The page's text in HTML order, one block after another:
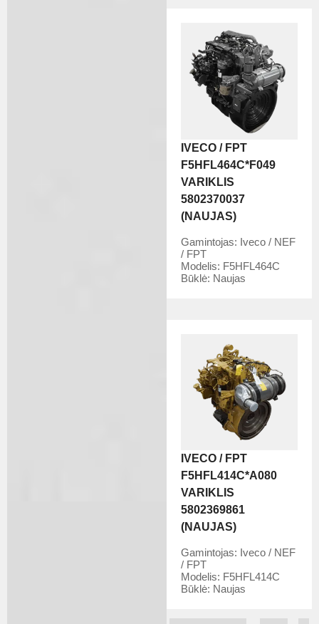
IVECO / FPT
F5HFL464C*F049
VARIKLIS
5802370037
(NAUJAS)
Gamintojas: Iveco / NEF
/ FPT
Modelis: F5HFL464C
Būklė: Naujas
IVECO / FPT
F5HFL414C*A080
VARIKLIS
5802369861
(NAUJAS)
Gamintojas: Iveco / NEF
/ FPT
Modelis: F5HFL414C
Būklė: Naujas